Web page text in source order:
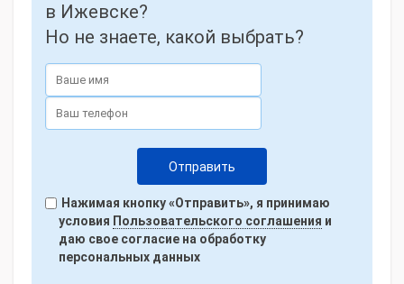
в Ижевске?
Но не знаете, какой выбрать?
Нажимая кнопку «Отправить», я принимаю
условия Пользовательского соглашения и
даю свое согласие на обработку
персональных данных